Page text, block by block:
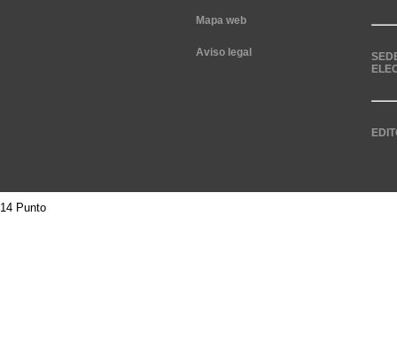
Mapa web
Aviso legal
14 Punto